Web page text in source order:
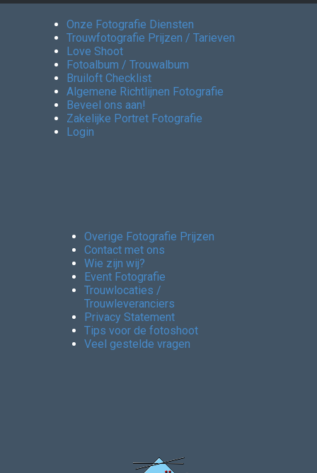
Onze Fotografie Diensten
Trouwfotografie Prijzen / Tarieven
Love Shoot
Fotoalbum / Trouwalbum
Bruiloft Checklist
Algemene Richtlijnen Fotografie
Beveel ons aan!
Zakelijke Portret Fotografie
Login
Overige Fotografie Prijzen
Contact met ons
Wie zijn wij?
Event Fotografie
Trouwlocaties /
Trouwleveranciers
Privacy Statement
Tips voor de fotoshoot
Veel gestelde vragen